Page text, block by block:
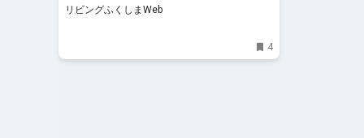
リビングふくしまWeb
4